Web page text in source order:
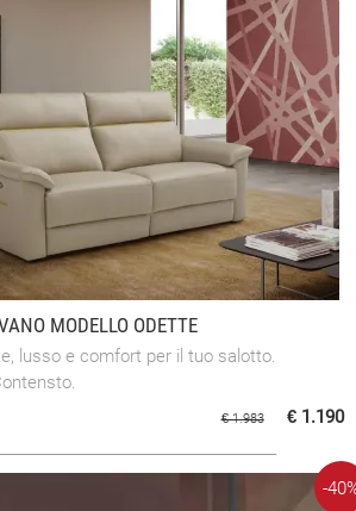
MODELLO ODETTE
lusso e comfort per il tuo salotto.
€ 1.983 € 1.190
-